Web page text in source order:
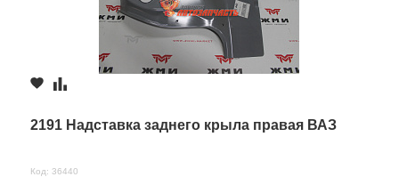
2191 Надставка заднего крыла правая ВАЗ
Код: 36440